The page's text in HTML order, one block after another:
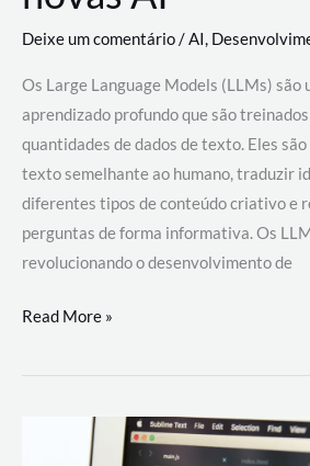
Deixe um comentário/AI,
Os Large Language Models (LLMs) são
aprendizado profundo que são
quantidades de dados de texto. Eles
texto semelhante ao humano, traduzir
diferentes tipos de conteúdo criativo e
perguntas de forma informativa. Os
revolucionando o desenvolvimento de
Large
Models
Read More »